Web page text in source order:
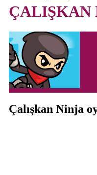
ÇALIŞKAN
Çalışkan Ninja